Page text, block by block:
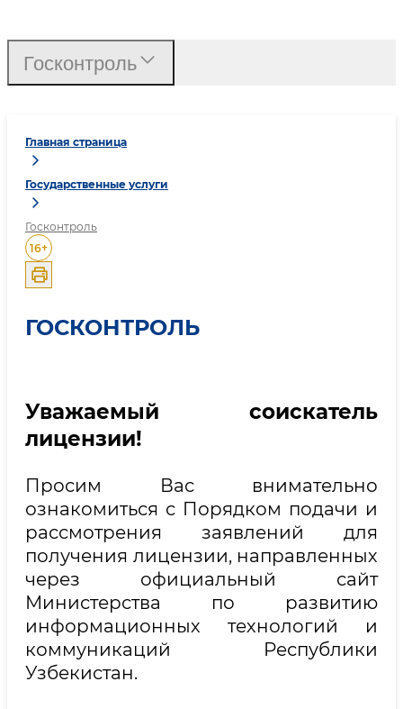
Главная страница
Государственные услуги
Госконтроль
16+
ГОСКОНТРОЛЬ
Уважаемый соискатель
лицензии!
Просим Вас внимательно
ознакомиться с Порядком подачи и
рассмотрения заявлений для
получения лицензии, направленных
через официальный сайт
Министерства по развитию
информационных технологий и
коммуникаций Республики
Узбекистан.
Госконтроль